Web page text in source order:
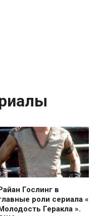
Гослинг в
роли сериала «
Геракла ».